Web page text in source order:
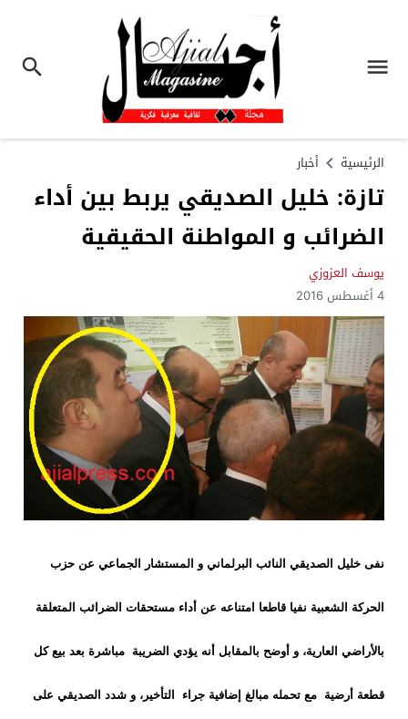
الرئيسية أخبار
تازة: خليل الصديقي يربط بين أداء
الضرائب و المواطنة الحقيقية
يوسف العزوزي
4 أغسطس 2016
نفى خليل الصديقي النائب البرلماني و المستشار الجماعي عن حزب
الحركة الشعبية نفيا قاطعا امتناعه عن أداء مستحقات الضرائب المتعلقة
بالأراضي العارية، و أوضح بالمقابل أنه يؤدي الضريبة مباشرة بعد بيع كل
قطعة أرضية مع تحمله مبالغ إضافية جراء التأخير، و شدد الصديقي على